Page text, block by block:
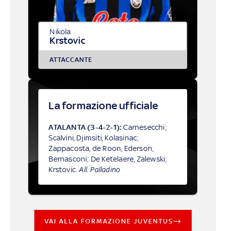
Nikola
Krstovic
ATTACCANTE
La formazione ufficiale
ATALANTA (3-4-2-1): Carnesecchi;
Scalvini, Djimsiti, Kolasinac;
Zappacosta, de Roon, Ederson,
Bernasconi; De Ketelaere, Zalewski;
Krstovic. All. Palladino
VAI ALLA FORMAZIONE JUVENTUS